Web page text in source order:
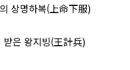
상명하복(上命下服)
은 왕지빙(王計兵)